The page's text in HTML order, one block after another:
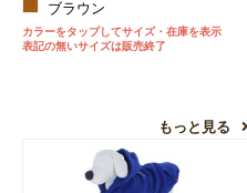
ブラウン
カラーをタップしてサイズ・在庫を表示
表記の無いサイズは販売終了
もっと見る